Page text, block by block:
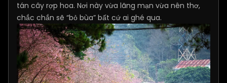
tán cây rợp hoa. Nơi này vừa lãng mạn vừa nên thơ,
chắc chắn sẽ “bỏ bùa” bất cứ ai ghé qua.